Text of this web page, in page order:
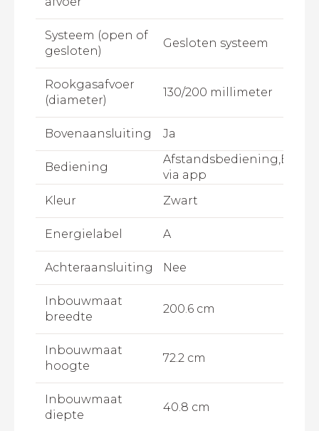
Systeem (open of
gesloten)
Gesloten systeem
Rookgasafvoer
(diameter)
130/200 millimeter
Bovenaansluiting Ja
Bediening
via app
Kleur
Zwart
Energielabel A
Achteraansluiting Nee
Inbouwmaat
breedte
200.6 cm
Inbouwmaat
hoogte
72.2 cm
Inbouwmaat
diepte
40.8 cm